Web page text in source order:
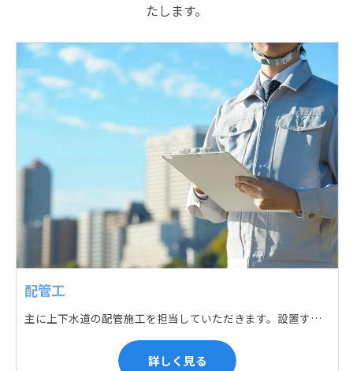
たします。
配管工
主に上下水道の配管施工を担当していただきます。設置する場所に応じて配管の形状や流れを工夫する管加工、ねじ切り、管締め、そして管据付作業になり、5人以上のチームで動くことが多いです。
詳しく見る